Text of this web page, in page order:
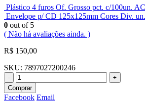
Plástico 4 furos Of. Grosso pct. c/100un.
Envelope p/ CD 125x125mm Cores Div.
0 out of 5
( Não há avaliações ainda. )
R$ 150,00
SKU: 7897027200246
-
+
Comprar
Facebook Email